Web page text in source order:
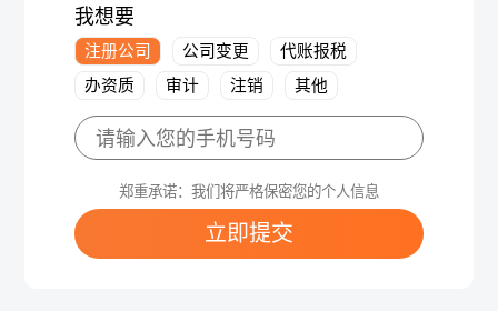
我想要
注册公司 公司变更
代账报税
办资质
审计 注销 其他
郑重承诺：我们将严格保密您的个人信息
立即提交